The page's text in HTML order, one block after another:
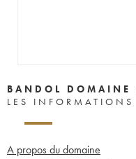
BANDOL DOMAINE
LES INFORMATIONS
A propos du domaine